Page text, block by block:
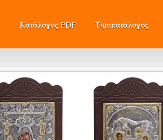
Κατάλογος PDF Τιμοκατάλογος